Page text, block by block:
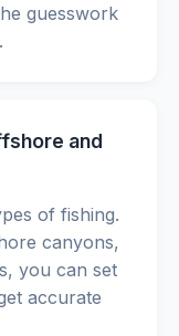
guesswork
and
of fishing.
canyons,
you can set
accurate